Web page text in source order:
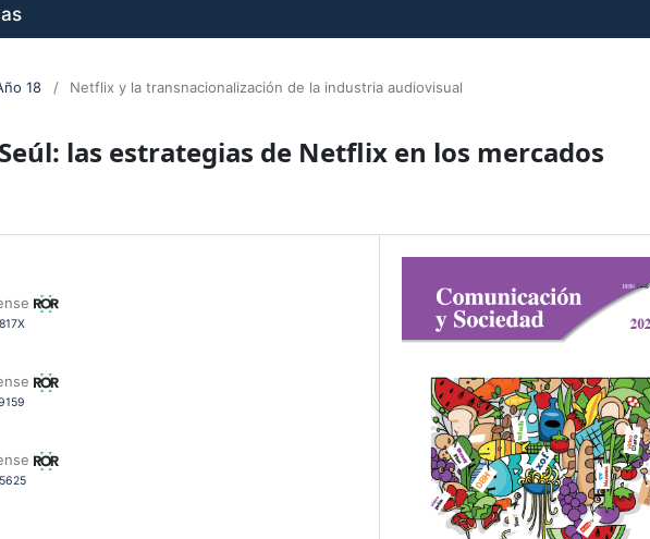
18 / Netflix y la transnacionalización de la industria audiovisual
las estrategias de Netflix en los mercados